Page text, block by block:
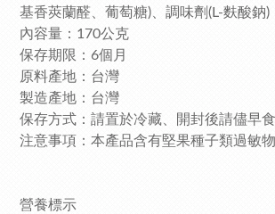
基香莢蘭醛、葡萄糖)、調味劑(L-麩酸鈉)
內容量：170公克
保存期限：6個月
原料產地：台灣
製造產地：台灣
保存方式：請置於冷藏、開封後請儘早
注意事項：本產品含有堅果種子類過敏
營養標示